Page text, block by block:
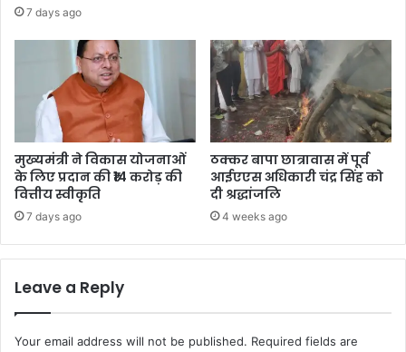
7 days ago
मुख्यमंत्री ने विकास योजनाओं
के लिए प्रदान की ₹14 करोड़ की
वित्तीय स्वीकृति
7 days ago
ठक्कर बापा छात्रावास में पूर्व
आईएएस अधिकारी चंद्र सिंह को
दी श्रद्धांजलि
4 weeks ago
Leave a Reply
Your email address will not be published. Required fields are